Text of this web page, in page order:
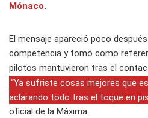
Mónaco.
El mensaje apareció poco
competencia y tomó como
pilotos mantuvieron tras el
“Ya sufriste cosas mejores que
aclarando todo tras el toque en
oficial de la Máxima.